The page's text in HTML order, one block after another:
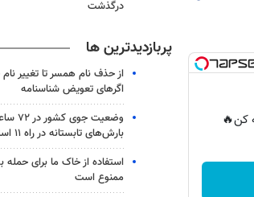
کن🔥
درگذشت
پربازدیدترین ها
از حذف نام همسر تا تغییر نام
اگرهای تعویض شناسنامه
وضعیت
بارش‌های تابستانه در راه ۱۱ استان
استفاده از خاک ما برای
ممنوع است